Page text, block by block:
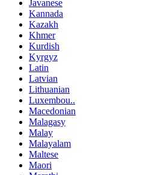
Javanese
Kannada
Kazakh
Khmer
Kurdish
Kyrgyz
Latin
Latvian
Lithuanian
Luxembou..
Macedonian
Malagasy
Malay
Malayalam
Maltese
Maori